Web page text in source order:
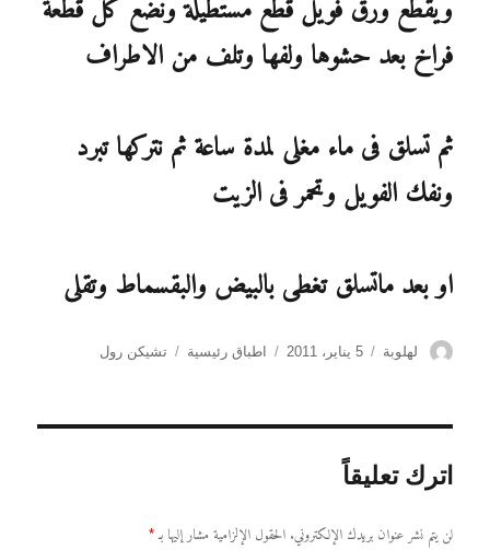
ويقطع ورق فويل قطع مستطيلة ونضع كل قطعة
فراخ بعد حشوها ولفها وتلف من الاطراف
ثم تسلق فى ماء مغلى لمدة ساعة ثم نتركها تبرد
ونفك الفويل وتحمر فى الزيت
او بعد ماتسلق تغطى بالبيض والبقسماط وتقلى
الكاتب
لهلوبة
نُشرت
5 يناير، 2011 التصنيفات
اطباق رئيسية الوسوم
تشيكن رول
اترك تعليقاً
لن يتم نشر عنوان بريدك الإلكتروني. الحقول الإلزامية مشار إليها بـ*